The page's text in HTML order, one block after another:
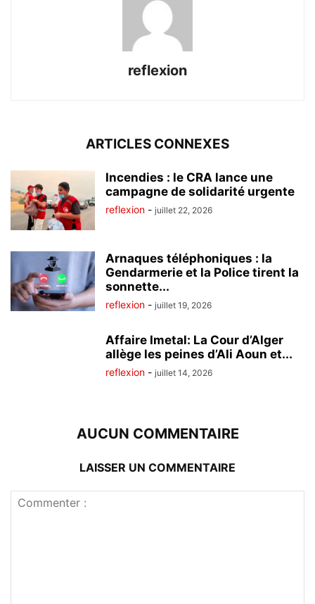
reflexion
ARTICLES CONNEXES
Incendies : le CRA lance une
campagne de solidarité urgente
reflexion - juillet 22, 2026
Arnaques téléphoniques : la
Gendarmerie et la Police tirent la
sonnette...
reflexion - juillet 19, 2026
Affaire Imetal: La Cour d’Alger
allège les peines d’Ali Aoun et...
reflexion - juillet 14, 2026
AUCUN COMMENTAIRE
LAISSER UN COMMENTAIRE